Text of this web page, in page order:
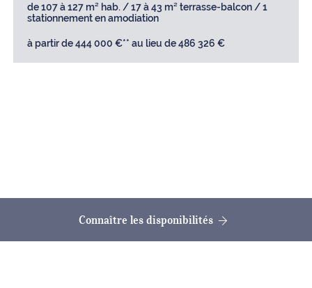
de 107 à 127 m² hab. / 17 à 43 m² terrasse-balcon / 1
stationnement en amodiation
à partir de 444 000 €** au lieu de 486 326 €
Connaître les disponibilités